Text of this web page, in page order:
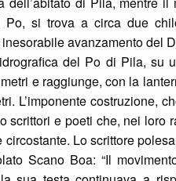
si trova a circa due
avanzamento del
del Po di Pila, su
e raggiunge, con la
L’imponente costruzione,
scrittori e poeti che, nei loro
Lo scrittore
Scano Boa: “Il